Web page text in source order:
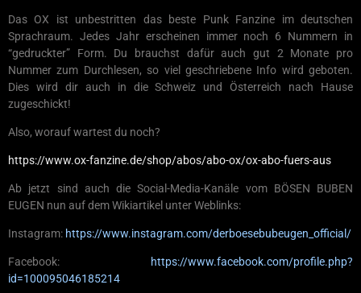
Das OX ist unbestritten das beste Punk Fanzine im deutschen
Sprachraum. Jedes Jahr erscheinen immer noch 6 Nummern in
“gedruckter” Form. Du brauchst dafür auch gut 2 Monate pro
Nummer zum Durchlesen, so viel geschriebene Info wird geboten.
Dies wird dir auch in die Schweiz und Österreich nach Hause
zugeschickt!
Also, worauf wartest du noch?
https://www.ox-fanzine.de/shop/abos/abo-ox/ox-abo-fuers-aus
Ab jetzt sind auch die Social-Media-Kanäle vom BÖSEN BUBEN
EUGEN nun auf dem Wikiartikel unter Weblinks:
Instagram: https://www.instagram.com/derboesebubeugen_official/
Facebook:
https://www.facebook.com/profile.php?
id=100095046185214